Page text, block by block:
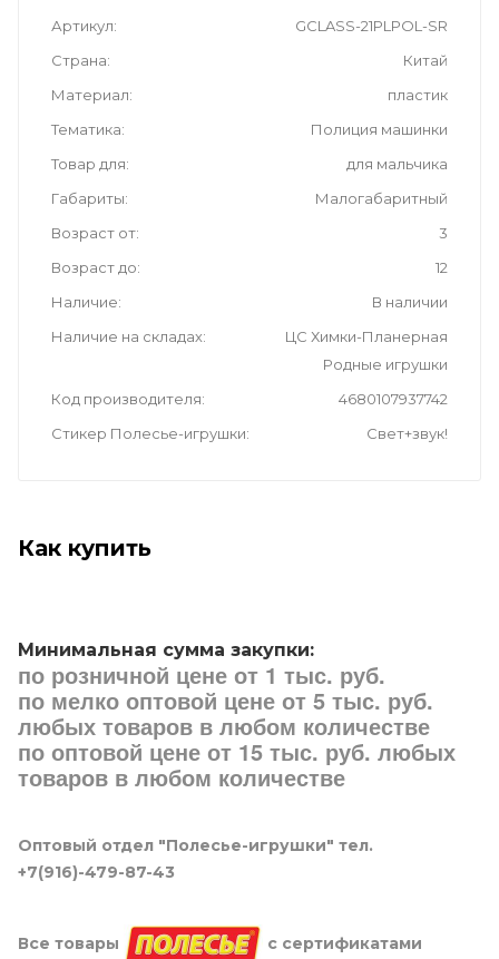
Артикул
GCLASS-21PLPOL-SR
Страна
Китай
Материал
пластик
Тематика
Полиция машинки
Товар для
для мальчика
Габариты
Малогабаритный
Возраст от
3
Возраст до
12
Наличие
В наличии
Наличие на складах
ЦС Химки-Планерная
Родные игрушки
Код производителя
4680107937742
Стикер Полесье-игрушки
Свет+звук!
Как купить
Минимальная сумма закупки:
по розничной цене от 1 тыс. руб.
по мелко оптовой цене от 5 тыс. руб.
любых товаров в любом количестве
по оптовой цене от 15 тыс. руб. любых
товаров в любом количестве
Оптовый отдел "Полесье-игрушки" тел.
+7(916)-479-87-43
Все товары
с сертификатами